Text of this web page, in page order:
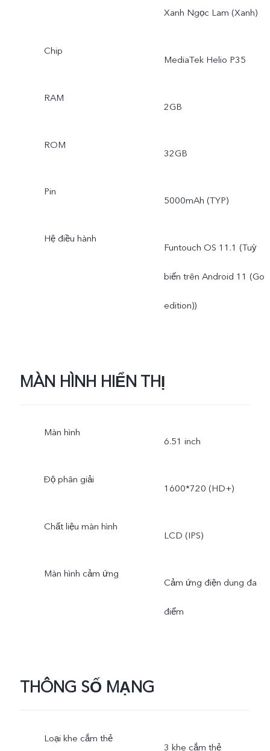
Xanh Ngọc Lam (Xanh)
Chip
MediaTek Helio P35
RAM
2GB
ROM
32GB
Pin
5000mAh (TYP)
Hệ điều hành
Funtouch OS 11.1 (Tuỳ
biến trên Android 11 (Go
edition))
MÀN HÌNH HIỂN THỊ
Màn hình
6.51 inch
Độ phân giải
1600*720 (HD+)
Chất liệu màn hình
LCD (IPS)
Màn hình cảm ứng
Cảm ứng điện dung đa
điểm
THÔNG SỐ MẠNG
Loại khe cắm thẻ
3 khe cắm thẻ